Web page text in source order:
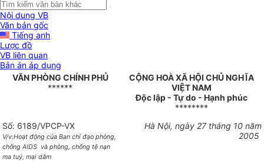
Nội dung VB
Văn bản gốc
Tiếng anh
Lược đồ
VB liên quan
Bản án áp dụng
VĂN PHÒNG CHÍNH PHỦ
******
CỘNG HOÀ XÃ HỘI CHỦ NGHĨA
VIỆT NAM
Độc lập - Tự do - Hạnh phúc
********
Số: 6189/VPCP-VX
V/v:Hoạt động của Ban chỉ đạo phòng,
chống AIDS và phòng, chống tệ nạn
ma tuý, mại dâm
Hà Nội, ngày 27 tháng 10 năm
2005